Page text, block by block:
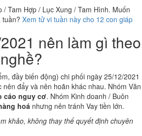
/ Tam Hợp / Lục Xung / Tam Hình. Muốn
tuần? Xem tử vi tuần này cho 12 con giáp
nên làm gì theo
đầy biến động) chi phối ngày 25/12/2021
nên đẩy và nên hoãn khác nhau. Nhóm Văn
cáo nguy cơ. Nhóm Kinh doanh / Buôn
hoá nhưng nên tránh Vay tiền lớn.
khảo, không thay thế quyết định chuyên